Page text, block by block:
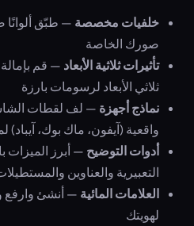
خلفيات مخصصة — طبّق ألوانًا
صورك الخاصة
تأثيرات ثلاثية الأبعاد — قم
ثلاثي الأبعاد لرسومات بارزة
نماذج أجهزة — لف لقطات
واقعية (آيفون، ماك بوك، آيباد)
أدوات التوضيح — أبرز الميزات
التعبيرية والعناوين
العلامات المائية — أنشئ وارفع
لهويتك